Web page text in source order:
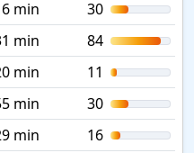
min
30
min
84
min
11
min
30
min
16